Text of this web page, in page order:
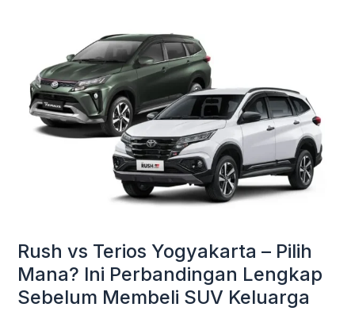
Rush vs Terios Yogyakarta – Pilih
Mana? Ini Perbandingan Lengkap
Sebelum Membeli SUV Keluarga
Yogyakarta
Pilih
Membeli
SUV
Keluarga